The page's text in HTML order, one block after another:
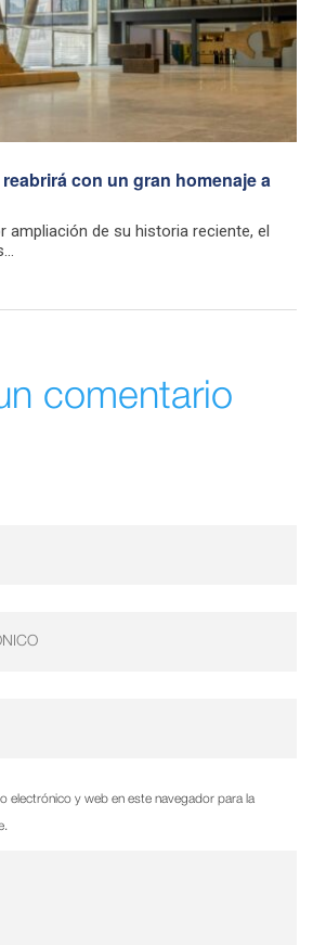
con un gran homenaje a
ampliación de su historia reciente, el
comentario
electrónico y web en este navegador para la